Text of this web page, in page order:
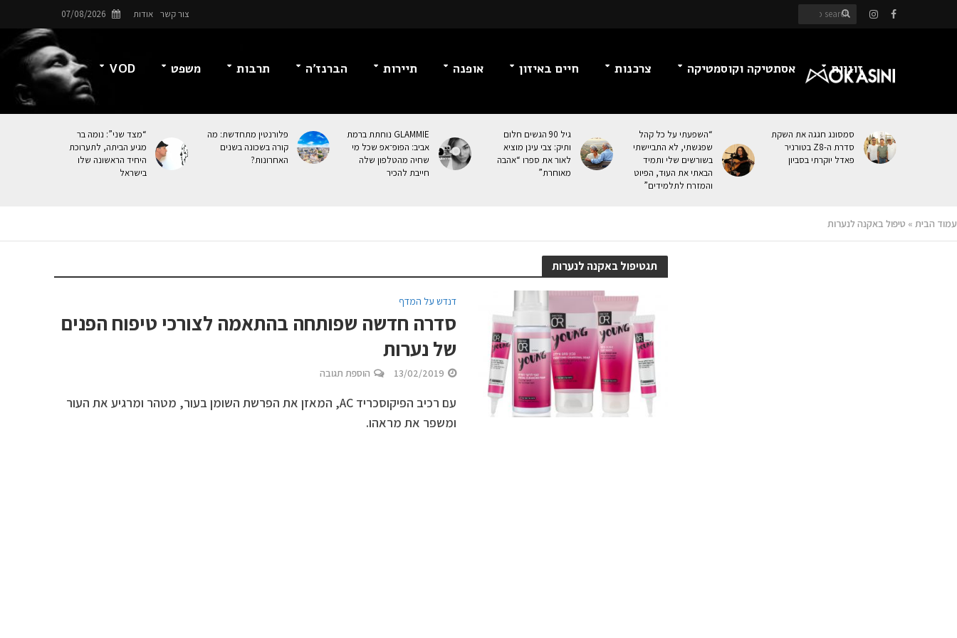
צור קשר אודות 07/08/2026
זוגיות אסתטיקה וקוסמטיקה צרכנות חיים באיזון אופנה תיירות הברנז’ה תרבות משפט VOD
סמסונג חגגה את השקת
סדרת ה-Z8 בטורניר
פאדל יוקרתי בסביון
“השפעתי על כל קהל
שפגשתי, לא התביישתי
בשורשים שלי ותמיד
הבאתי את העוּד, הפיוט
והמזרח לתלמידים”
גיל 90 הגשים חלום
ותיק: צבי עינן מוציא
לאור את ספרו “אהבה
מאוחרת”
GLAMMIE נוחתת ברמת
אביב: הפופ־אפ שכל מי
שחיה מהטלפון שלה
חייבת להכיר
פלורנטין מתחדשת: מה
קורה בשכונה בשנים
האחרונות?
“מצד שני”: נומה בר
מגיע הביתה, לתערוכת
היחיד הראשונה שלו
בישראל
עמוד הבית » טיפול באקנה לנערות
תגטיפול באקנה לנערות
דנדש על המדף
סדרה חדשה שפותחה בהתאמה לצורכי טיפוח הפנים
של נערות
13/02/2019 הוספת תגובה
עם רכיב הפיקוסכריד AC, המאזן את הפרשת השומן בעור, מטהר ומרגיע את העור
ומשפר את מראהו.